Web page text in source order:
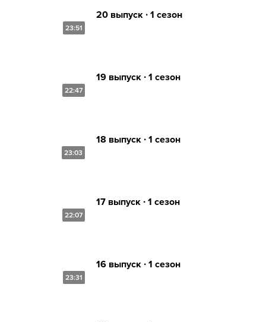
23:51
20 выпуск ∙ 1 сезон
22:47
19 выпуск ∙ 1 сезон
23:03
18 выпуск ∙ 1 сезон
22:07
17 выпуск ∙ 1 сезон
23:31
16 выпуск ∙ 1 сезон